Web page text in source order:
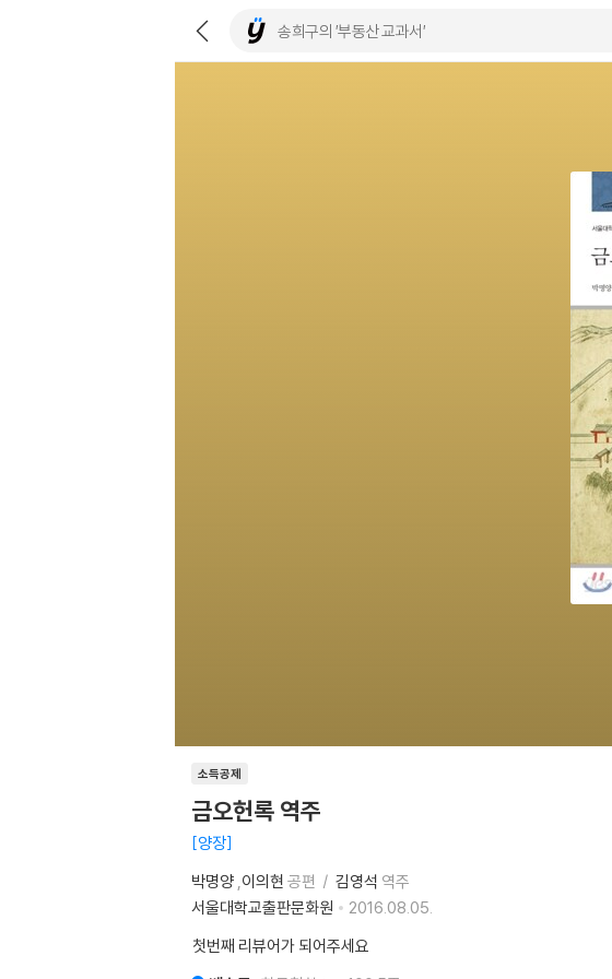
소득공제
금오헌록 역주
양장
박명양 ,이의현 공편 김영석 역주
서울대학교출판문화원
2016.08.05.
첫번째 리뷰어가 되어주세요